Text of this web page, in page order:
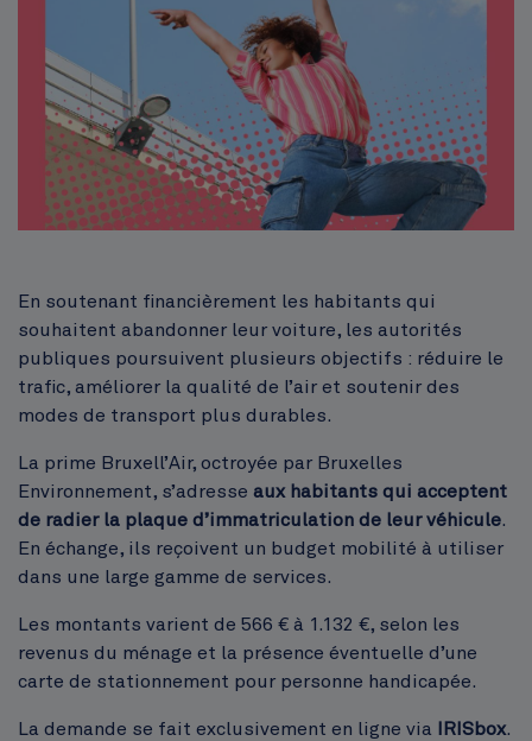
Corps
En soutenant financièrement les habitants qui
souhaitent abandonner leur voiture, les autorités
publiques poursuivent plusieurs objectifs : réduire le
trafic, améliorer la qualité de l’air et soutenir des
modes de transport plus durables.
La prime Bruxell’Air, octroyée par Bruxelles
Environnement, s’adresse aux habitants qui acceptent
de radier la plaque d’immatriculation de leur véhicule.
En échange, ils reçoivent un budget mobilité à utiliser
dans une large gamme de services.
Les montants varient de 566 € à 1.132 €, selon les
revenus du ménage et la présence éventuelle d’une
carte de stationnement pour personne handicapée.
La demande se fait exclusivement en ligne via IRISbox.